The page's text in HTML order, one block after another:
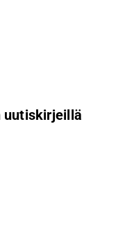
uutiskirjeillä